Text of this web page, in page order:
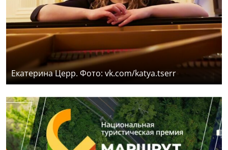
Екатерина Церр. Фото: vk.com/katya.tserr